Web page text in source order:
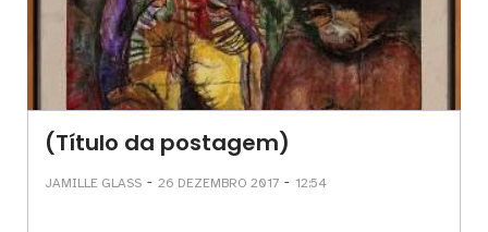
(Título da postagem)
JAMILLE GLASS - 26 DEZEMBRO 2017 - 12:54